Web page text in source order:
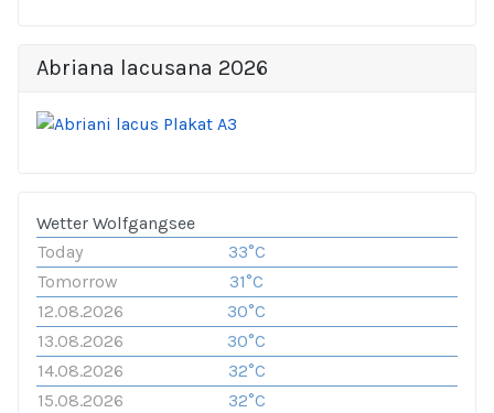
Abriana lacusana 2026
Wetter Wolfgangsee
Today
33°C
Tomorrow
31°C
12.08.2026
30°C
13.08.2026
30°C
14.08.2026
32°C
15.08.2026
32°C